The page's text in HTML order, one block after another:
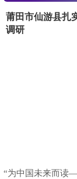
莆田市仙游县扎
调研
“为中国未来而读